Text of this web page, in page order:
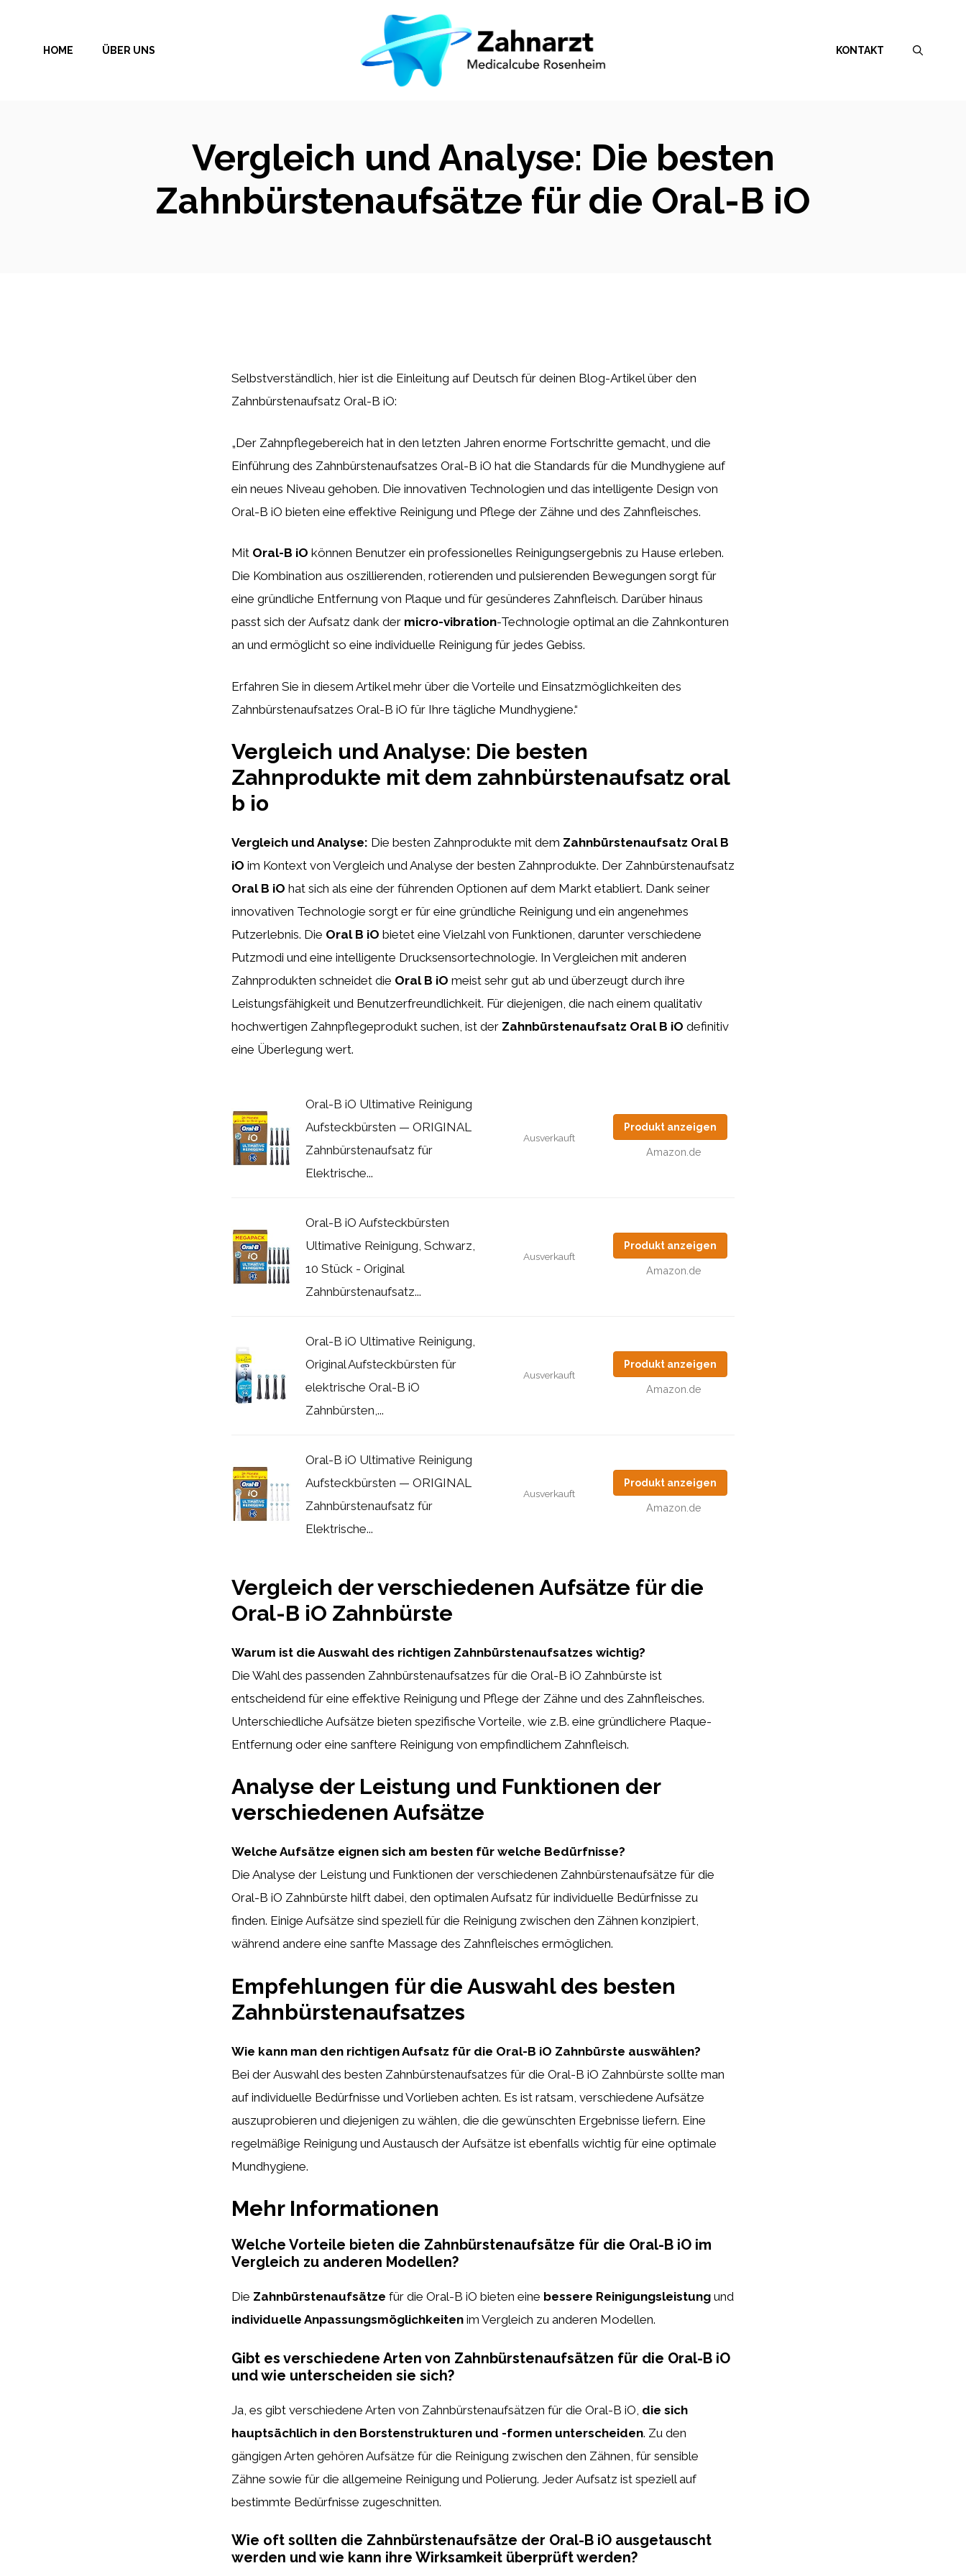
springenHOME ÜBER UNS KONTAKT
Vergleich und Analyse: Die besten
Zahnbürstenaufsätze für die Oral-B iO
Selbstverständlich, hier ist die Einleitung auf Deutsch für deinen Blog-Artikel über den
Zahnbürstenaufsatz Oral-B iO:
„Der Zahnpflegebereich hat in den letzten Jahren enorme Fortschritte gemacht, und die
Einführung des Zahnbürstenaufsatzes Oral-B iO hat die Standards für die Mundhygiene auf
ein neues Niveau gehoben. Die innovativen Technologien und das intelligente Design von
Oral-B iO bieten eine effektive Reinigung und Pflege der Zähne und des Zahnfleisches.
Mit Oral-B iO können Benutzer ein professionelles Reinigungsergebnis zu Hause erleben.
Die Kombination aus oszillierenden, rotierenden und pulsierenden Bewegungen sorgt für
eine gründliche Entfernung von Plaque und für gesünderes Zahnfleisch. Darüber hinaus
passt sich der Aufsatz dank der micro-vibration-Technologie optimal an die Zahnkonturen
an und ermöglicht so eine individuelle Reinigung für jedes Gebiss.
Erfahren Sie in diesem Artikel mehr über die Vorteile und Einsatzmöglichkeiten des
Zahnbürstenaufsatzes Oral-B iO für Ihre tägliche Mundhygiene.“
Vergleich und Analyse: Die besten
Zahnprodukte mit dem zahnbürstenaufsatz oral
b io
Vergleich und Analyse: Die besten Zahnprodukte mit dem Zahnbürstenaufsatz Oral B
iO im Kontext von Vergleich und Analyse der besten Zahnprodukte. Der Zahnbürstenaufsatz
Oral B iO hat sich als eine der führenden Optionen auf dem Markt etabliert. Dank seiner
innovativen Technologie sorgt er für eine gründliche Reinigung und ein angenehmes
Putzerlebnis. Die Oral B iO bietet eine Vielzahl von Funktionen, darunter verschiedene
Putzmodi und eine intelligente Drucksensortechnologie. In Vergleichen mit anderen
Zahnprodukten schneidet die Oral B iO meist sehr gut ab und überzeugt durch ihre
Leistungsfähigkeit und Benutzerfreundlichkeit. Für diejenigen, die nach einem qualitativ
hochwertigen Zahnpflegeprodukt suchen, ist der Zahnbürstenaufsatz Oral B iO definitiv
eine Überlegung wert.
Oral-B iO Ultimative Reinigung
Aufsteckbürsten — ORIGINAL
Zahnbürstenaufsatz für
Elektrische...
Ausverkauft
Produkt anzeigen
Amazon.de
Oral-B iO Aufsteckbürsten
Ultimative Reinigung, Schwarz,
10 Stück - Original
Zahnbürstenaufsatz...
Ausverkauft
Produkt anzeigen
Amazon.de
Oral-B iO Ultimative Reinigung,
Original Aufsteckbürsten für
elektrische Oral-B iO
Zahnbürsten,...
Ausverkauft
Produkt anzeigen
Amazon.de
Oral-B iO Ultimative Reinigung
Aufsteckbürsten — ORIGINAL
Zahnbürstenaufsatz für
Elektrische...
Ausverkauft
Produkt anzeigen
Amazon.de
Vergleich der verschiedenen Aufsätze für die
Oral-B iO Zahnbürste
Warum ist die Auswahl des richtigen Zahnbürstenaufsatzes wichtig?
Die Wahl des passenden Zahnbürstenaufsatzes für die Oral-B iO Zahnbürste ist
entscheidend für eine effektive Reinigung und Pflege der Zähne und des Zahnfleisches.
Unterschiedliche Aufsätze bieten spezifische Vorteile, wie z.B. eine gründlichere Plaque-
Entfernung oder eine sanftere Reinigung von empfindlichem Zahnfleisch.
Analyse der Leistung und Funktionen der
verschiedenen Aufsätze
Welche Aufsätze eignen sich am besten für welche Bedürfnisse?
Die Analyse der Leistung und Funktionen der verschiedenen Zahnbürstenaufsätze für die
Oral-B iO Zahnbürste hilft dabei, den optimalen Aufsatz für individuelle Bedürfnisse zu
finden. Einige Aufsätze sind speziell für die Reinigung zwischen den Zähnen konzipiert,
während andere eine sanfte Massage des Zahnfleisches ermöglichen.
Empfehlungen für die Auswahl des besten
Zahnbürstenaufsatzes
Wie kann man den richtigen Aufsatz für die Oral-B iO Zahnbürste auswählen?
Bei der Auswahl des besten Zahnbürstenaufsatzes für die Oral-B iO Zahnbürste sollte man
auf individuelle Bedürfnisse und Vorlieben achten. Es ist ratsam, verschiedene Aufsätze
auszuprobieren und diejenigen zu wählen, die die gewünschten Ergebnisse liefern. Eine
regelmäßige Reinigung und Austausch der Aufsätze ist ebenfalls wichtig für eine optimale
Mundhygiene.
Mehr Informationen
Welche Vorteile bieten die Zahnbürstenaufsätze für die Oral-B iO im
Vergleich zu anderen Modellen?
Die Zahnbürstenaufsätze für die Oral-B iO bieten eine bessere Reinigungsleistung und
individuelle Anpassungsmöglichkeiten im Vergleich zu anderen Modellen.
Gibt es verschiedene Arten von Zahnbürstenaufsätzen für die Oral-B iO
und wie unterscheiden sie sich?
Ja, es gibt verschiedene Arten von Zahnbürstenaufsätzen für die Oral-B iO, die sich
hauptsächlich in den Borstenstrukturen und -formen unterscheiden. Zu den
gängigen Arten gehören Aufsätze für die Reinigung zwischen den Zähnen, für sensible
Zähne sowie für die allgemeine Reinigung und Polierung. Jeder Aufsatz ist speziell auf
bestimmte Bedürfnisse zugeschnitten.
Wie oft sollten die Zahnbürstenaufsätze der Oral-B iO ausgetauscht
werden und wie kann ihre Wirksamkeit überprüft werden?